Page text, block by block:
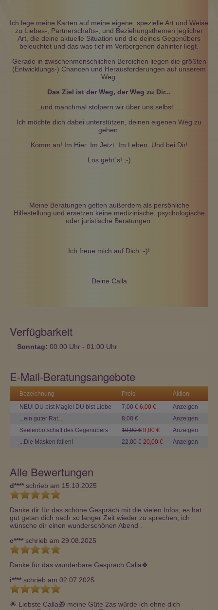
Ich lege meine Karten auf meine eigene, spezielle Art und Weise
zu Liebes-, Partnerschafts-, und Beziehungsthemen jeglicher
Art, die deine aktuelle Situation und die deines Gegenübers
beleuchtet und das was tief im Verborgenen dahinter liegt.
Gerade in zwischenmenschlichen Bereichen liegen die größten
(Entwicklungs-) Chancen und Herausforderungen auf unserem
Weg.
Das Ziel ist der Weg, der Weg zu Dir...
...und manchmal stolpern wir über uns selbst ...
Ich möchte dich dabei unterstützen, deinen eigenen Weg zu
gehen.
Komm an! Im Hier. Im Jetzt. Im Leben. Und bei Dir!
Los geht`s! ;-)
Meine Beratungen gelten außerdem als persönliche
Hilfestellung und ersetzen keine medizinische, psychologische
oder juristische Beratungen.
Ich freue mich auf Dich :-)!
Deine Calla
Verfügbarkeit
Sonntag: 00:00 Uhr - 01:00 Uhr
E-Mail-Beratungsangebote
Bezeichnung Preis
Aktion
NEU! DU bist Magie! DU bist Liebe
7,00 € 6,00 €
Anzeigen
...ein guter Rat...
8,00 €
Anzeigen
Seelenbotschaft des Gegenübers
10,00 € 8,00 €
Anzeigen
...Die Masken fallen!
22,00 € 20,00 € Anzeigen
Alle Bewertungen
d**** schrieb am 15.10.2025
Danke dir für das schöne Gespräch mit die vielen Infos, es hat
gut getan dich nach so langer Zeit wieder zu sprechen, ich
wünsche dir einen wunderschönen Abend .
c**** schrieb am 29.08.2025
Danke für das wunderbare Gespräch Calla🍀
i**** schrieb am 02.07.2025
🌟 Liebste Calla🎁 meine Güte 2as würde ich ohne dich